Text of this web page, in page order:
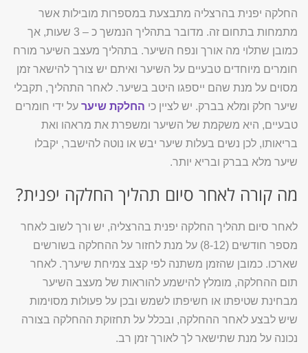
החלקה יפנית בהרצליה מתבצעת במספרות מובילות אשר
מתמחות בתחום זה. מדובר בתהליך הנמשך כ – 3 שעות, אך
כמובן שתלוי מה אורך ונפח השיער. בתהליך מעצב השיער מורח
חומרים מיוחדים טבעיים על השיער ואיתם יש צורך להישאר זמן
מסוים על מנת שהם ייספגו היטב בשיער. לאחר התהליך, תקבלי
שיער חלק ומלא בברק. יש לציין כי החלקת שיער על ידי חומרים
טבעיים, היא משקמת של השיער ומשפרת את מראהו ואת
בריאותו, לכן נשים בעלות שיער יבש או נוטה להישבר, יקבלו
שיער מלא בברק ובריא יותר.
מה קורה לאחר סיום תהליך החלקה יפנית?
לאחר סיום תהליך החלקה יפנית בהרצליה, יש ורך לשוב לאחר
מספר חודשים (8-12) על מנת לחזור על ההחלקה בשורשים
שארכו. כמובן שהזמן משתנה לפי קצב צמיחת שיערך. לאחר
תום ההחלקה, מומלץ להישמע להוראות של מעצב השיער
מבחינת שטיפתו או חשיפתו לשמש ובכן על פעולות מסוימות
שיש לבצע לאחר ההחלקה, ובכלל על תחזוקת ההחלקה בצורה
נכונה על מנת שתישאר לך לאורך זמן רב.